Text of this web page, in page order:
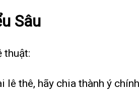
Sâu
thuật:
lê thê, hãy chia thành ý